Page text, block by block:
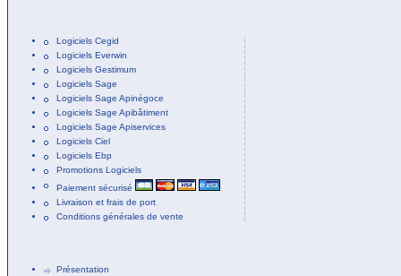
Logiciels Cegid
Logiciels Everwin
Logiciels Gestimum
Logiciels Sage
Logiciels Sage Apinégoce
Logiciels Sage Apibâtiment
Logiciels Sage Apiservices
Logiciels Ciel
Logiciels Ebp
Promotions Logiciels
Paiement sécurisé
Livraison et frais de port
Conditions générales de vente
Présentation